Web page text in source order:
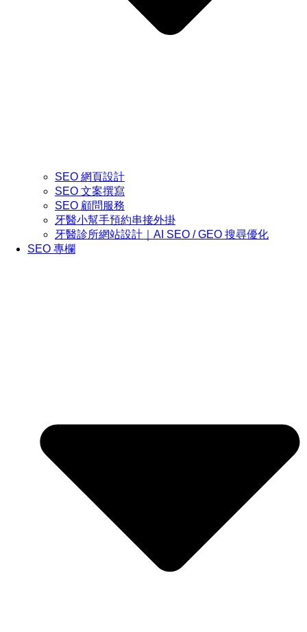
SEO 網頁設計
SEO 文案撰寫
SEO 顧問服務
牙醫小幫手預約串接外掛
牙醫診所網站設計｜AI SEO / GEO 搜尋優化
SEO 專欄